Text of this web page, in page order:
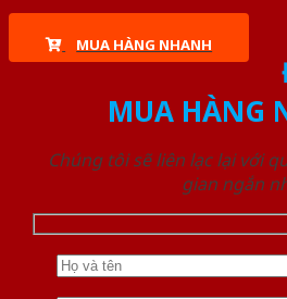
MUA HÀNG NHANH
MUA HÀNG
Chúng tôi sẽ liên lạc lại với
gian ngắn